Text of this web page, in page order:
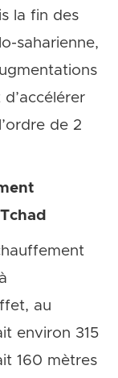
la fin des
saharienne,
de 2
au
environ 315
160 mètres